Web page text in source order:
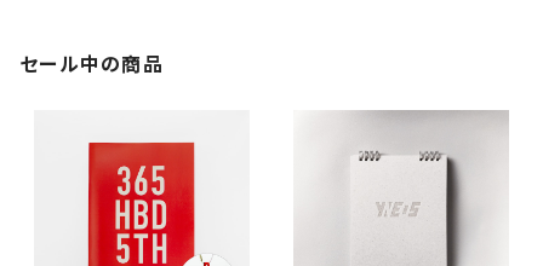
セール中の商品